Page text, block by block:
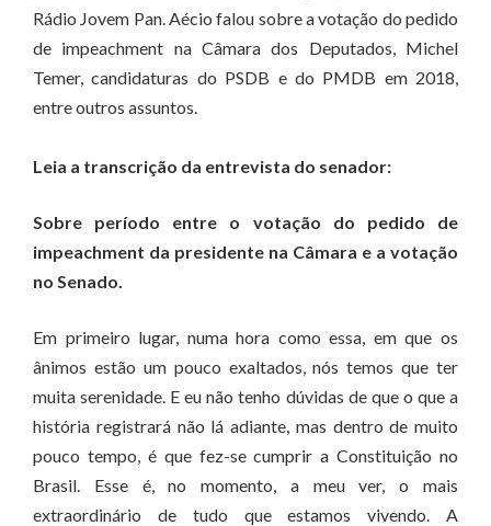
Rádio Jovem Pan. Aécio falou sobre a votação do pedido
de impeachment na Câmara dos Deputados, Michel
Temer, candidaturas do PSDB e do PMDB em 2018,
entre outros assuntos.
Leia a transcrição da entrevista do senador:
Sobre período entre o votação do pedido de
impeachment da presidente na Câmara e a votação
no Senado.
Em primeiro lugar, numa hora como essa, em que os
ânimos estão um pouco exaltados, nós temos que ter
muita serenidade. E eu não tenho dúvidas de que o que a
história registrará não lá adiante, mas dentro de muito
pouco tempo, é que fez-se cumprir a Constituição no
Brasil. Esse é, no momento, a meu ver, o mais
extraordinário de tudo que estamos vivendo. A